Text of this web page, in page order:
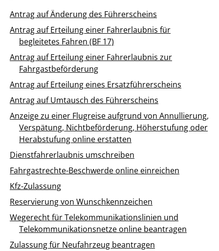
Antrag auf Änderung des Führerscheins
Antrag auf Erteilung einer Fahrerlaubnis für
begleitetes Fahren (BF 17)
Antrag auf Erteilung einer Fahrerlaubnis zur
Fahrgastbeförderung
Antrag auf Erteilung eines Ersatzführerscheins
Antrag auf Umtausch des Führerscheins
Anzeige zu einer Flugreise aufgrund von Annullierung,
Verspätung, Nichtbeförderung, Höherstufung oder
Herabstufung online erstatten
Dienstfahrerlaubnis umschreiben
Fahrgastrechte-Beschwerde online einreichen
Kfz-Zulassung
Reservierung von Wunschkennzeichen
Wegerecht für Telekommunikationslinien und
Telekommunikationsnetze online beantragen
Zulassung für Neufahrzeug beantragen